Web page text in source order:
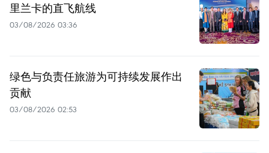
里兰卡的直飞航线
03/08/2026 03:36
绿色与负责任旅游为可持续发展作出
贡献
03/08/2026 02:53